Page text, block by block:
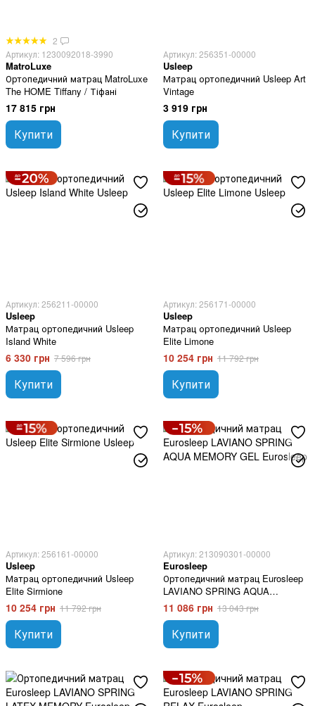
2
Артикул: 1230092018-3990
MatroLuxe
Ортопедичний матрац MatroLuxe
The HOME Tiffany / Тіфані
17 815 грн
Купити
Артикул: 256351-00000
Usleep
Матрац ортопедичний Usleep Art
Vintage
3 919 грн
Купити
Артикул: 256211-00000
Usleep
Матрац ортопедичний Usleep
Island White
6 330 грн 7 596 грн
Купити
Артикул: 256171-00000
Usleep
Матрац ортопедичний Usleep
Elite Limone
10 254 грн 11 792 грн
Купити
Артикул: 256161-00000
Usleep
Матрац ортопедичний Usleep
Elite Sirmione
10 254 грн 11 792 грн
Купити
Артикул: 213090301-00000
Eurosleep
Ортопедичний матрац Eurosleep
LAVIANO SPRING AQUA
MEMORY GEL
11 086 грн 13 043 грн
Купити